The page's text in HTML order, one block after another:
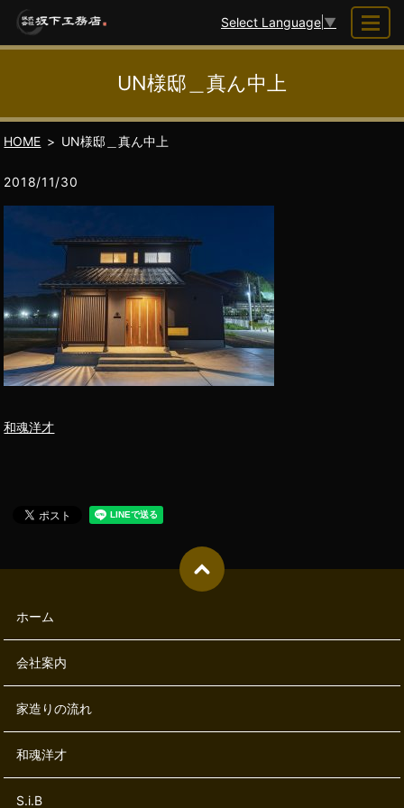
Select Language ▼
UN様邸＿真ん中上
HOME UN様邸＿真ん中上
2018/11/30
和魂洋才
ホーム
会社案内
家造りの流れ
和魂洋才
S.i.B